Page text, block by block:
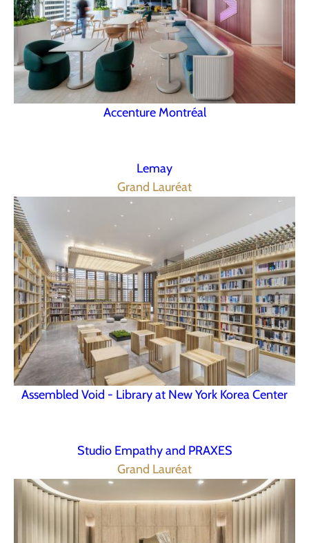
Accenture Montréal
Lemay
Grand Lauréat
Assembled Void - Library at New York Korea Center
Studio Empathy and PRAXES
Grand Lauréat